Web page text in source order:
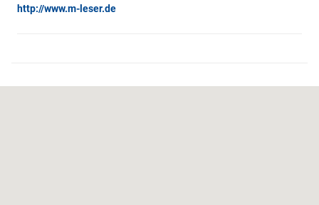
http://www.m-leser.de